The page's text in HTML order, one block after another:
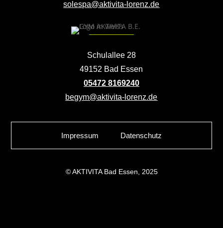
solespa@aktivita-lorenz.de
Schulallee 28
49152 Bad Essen
05472 8169240
begym@aktivita-lorenz.de
Impressum Datenschutz
© AKTIVITA Bad Essen, 2025